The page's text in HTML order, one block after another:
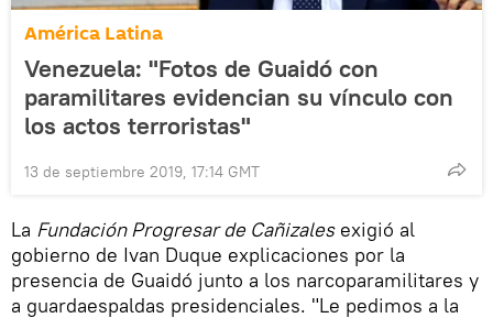
América Latina
Venezuela: "Fotos de Guaidó con
paramilitares evidencian su vínculo con
los actos terroristas"
13 de septiembre 2019, 17:14 GMT
La Fundación Progresar de Cañizalesexigió al
gobierno de Ivan Duque explicaciones por la
presencia de Guaidó junto a los narcoparamilitares y
a guardaespaldas presidenciales. "Le pedimos a la